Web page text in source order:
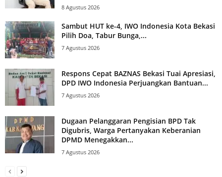
8 Agustus 2026
Sambut HUT ke-4, IWO Indonesia Kota Bekasi
Pilih Doa, Tabur Bunga,...
7 Agustus 2026
Respons Cepat BAZNAS Bekasi Tuai Apresiasi,
DPD IWO Indonesia Perjuangkan Bantuan...
7 Agustus 2026
Dugaan Pelanggaran Pengisian BPD Tak
Digubris, Warga Pertanyakan Keberanian
DPMD Menegakkan...
7 Agustus 2026